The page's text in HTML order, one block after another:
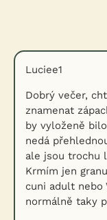
Luciee1
Dobrý večer,
znamenat
by vyloženě
nedá
ale jsou trochu
Krmím jen
cuni adult nebo
normálně taky